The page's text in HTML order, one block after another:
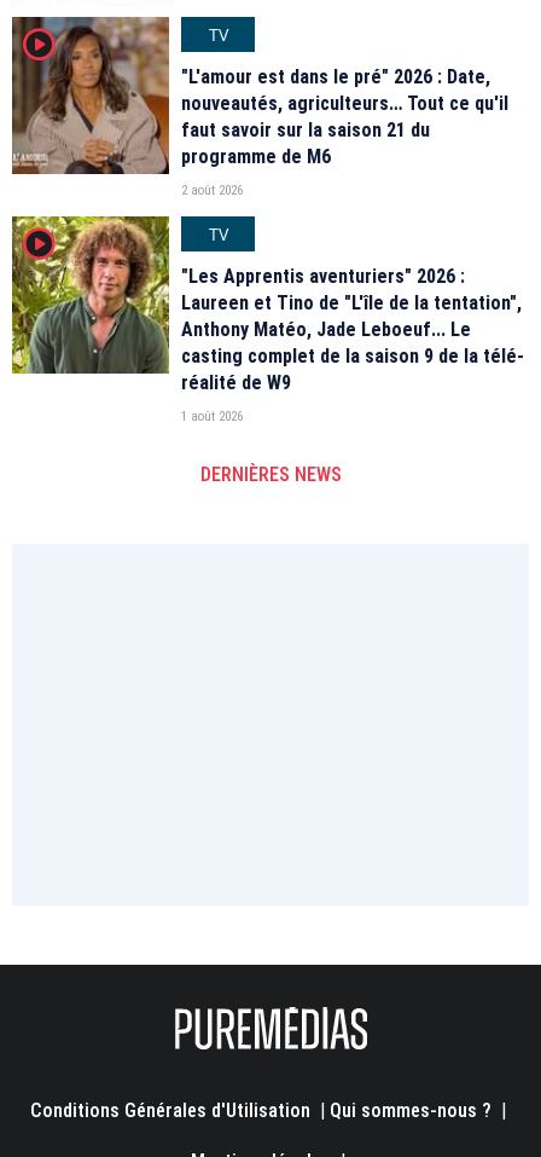
player2
TV
"L'amour est dans le pré" 2026 : Date,
nouveautés, agriculteurs… Tout ce qu'il
faut savoir sur la saison 21 du
programme de M6
2 août 2026
player2
TV
"Les Apprentis aventuriers" 2026 :
Laureen et Tino de "L'île de la tentation",
Anthony Matéo, Jade Leboeuf... Le
casting complet de la saison 9 de la télé-
réalité de W9
1 août 2026
DERNIÈRES NEWS
Conditions Générales d'Utilisation | Qui sommes-nous ? |